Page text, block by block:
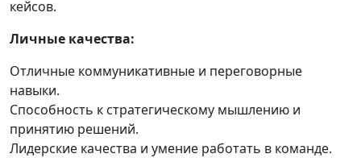
кейсов.
Личные качества:
Отличные коммуникативные и переговорные
навыки.
Способность к стратегическому мышлению и
принятию решений.
Лидерские качества и умение работать в команде.